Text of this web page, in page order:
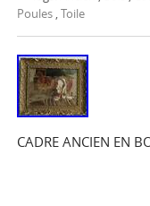
Poules ,Toile
CADRE ANCIEN EN